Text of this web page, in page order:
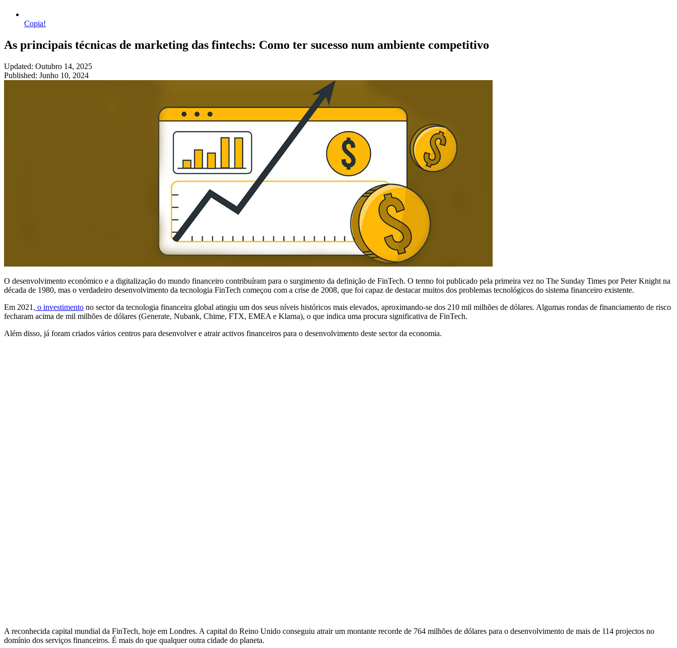
Copia!
As principais técnicas de marketing das fintechs: Como ter sucesso num ambiente competitivo
Updated: Outubro 14, 2025
Published: Junho 10, 2024
O desenvolvimento económico e a digitalização do mundo financeiro contribuíram para o surgimento da definição de FinTech. O termo foi publicado pela primeira vez no The Sunday Times por Peter Knight na
década de 1980, mas o verdadeiro desenvolvimento da tecnologia FinTech começou com a crise de 2008, que foi capaz de destacar muitos dos problemas tecnológicos do sistema financeiro existente.
Em 2021 , o investimento no sector da tecnologia financeira global atingiu um dos seus níveis históricos mais elevados, aproximando-se dos 210 mil milhões de dólares. Algumas rondas de financiamento de risco
fecharam acima de mil milhões de dólares (Generate, Nubank, Chime, FTX, EMEA e Klarna), o que indica uma procura significativa de FinTech.
Além disso, já foram criados vários centros para desenvolver e atrair activos financeiros para o desenvolvimento deste sector da economia.
A reconhecida capital mundial da FinTech, hoje em Londres. A capital do Reino Unido conseguiu atrair um montante recorde de 764 milhões de dólares para o desenvolvimento de mais de 114 projectos no
domínio dos serviços financeiros. É mais do que qualquer outra cidade do planeta.